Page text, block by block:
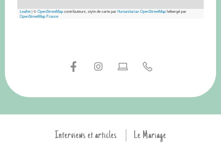
Leaflet|©OpenStreetMapcontributeurs, style de carte parHumanitarian OpenStreetMaphébergé par
OpenStreetMap France
Interviews et articles
Le Mariage